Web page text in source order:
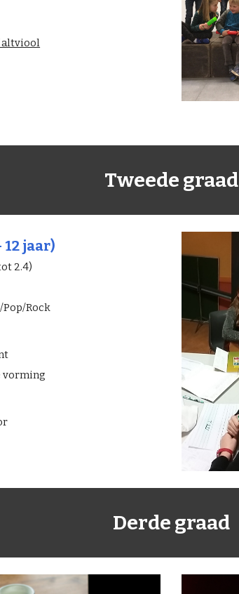
altviool
Tweede graad
jaar)
2.4)
Pop/Rock
vorming
Derde graad